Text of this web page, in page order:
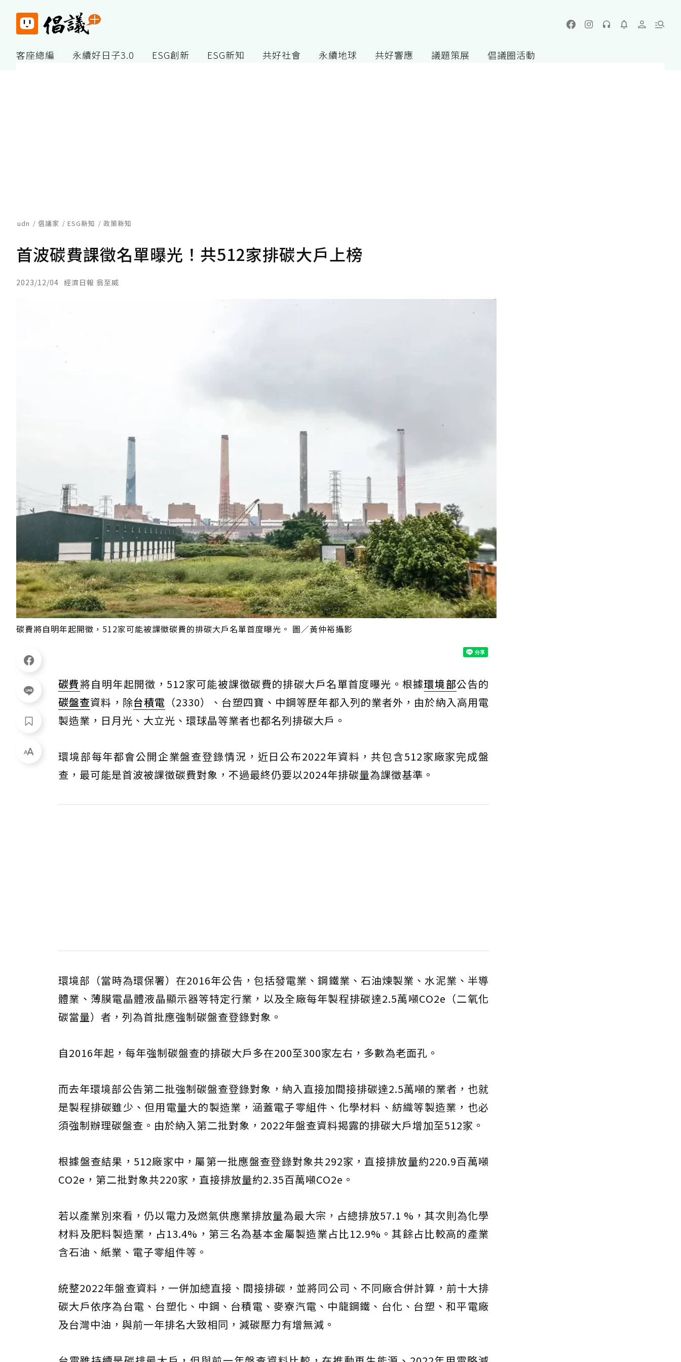
客座總編 永續好日子3.0 ESG創新 ESG新知 共好社會 永續地球 共好響應 議題策展 倡議圈活動
udn 倡議家 ESG新知 政策新知
首波碳費課徵名單曝光！共512家排碳大戶上榜
2023/12/04 經濟日報 翁至威
碳費將自明年起開徵，512家可能被課徵碳費的排碳大戶名單首度曝光。 圖／黃仲裕攝影
碳費將自明年起開徵，512家可能被課徵碳費的排碳大戶名單首度曝光。根據環境部公告的
碳盤查資料，除台積電 （2330）、台塑四寶、中鋼等歷年都入列的業者外，由於納入高用電
製造業，日月光、大立光、環球晶等業者也都名列排碳大戶。
環境部每年都會公開企業盤查登錄情況，近日公布2022年資料，共包含512家廠家完成盤
查，最可能是首波被課徵碳費對象，不過最終仍要以2024年排碳量為課徵基準。
環境部（當時為環保署）在2016年公告，包括發電業、鋼鐵業、石油煉製業、水泥業、半導
體業、薄膜電晶體液晶顯示器等特定行業，以及全廠每年製程排碳達2.5萬噸CO2e（二氧化
碳當量）者，列為首批應強制碳盤查登錄對象。
自2016年起，每年強制碳盤查的排碳大戶多在200至300家左右，多數為老面孔。
而去年環境部公告第二批強制碳盤查登錄對象，納入直接加間接排碳達2.5萬噸的業者，也就
是製程排碳雖少、但用電量大的製造業，涵蓋電子零組件、化學材料、紡織等製造業，也必
須強制辦理碳盤查。由於納入第二批對象，2022年盤查資料揭露的排碳大戶增加至512家。
根據盤查結果，512廠家中，屬第一批應盤查登錄對象共292家，直接排放量約220.9百萬噸
CO2e，第二批對象共220家，直接排放量約2.35百萬噸CO2e。
若以產業別來看，仍以電力及燃氣供應業排放量為最大宗，占總排放57.1 %，其次則為化學
材料及肥料製造業，占13.4%，第三名為基本金屬製造業占比12.9%。其餘占比較高的產業
含石油、紙業、電子零組件等。
統整2022年盤查資料，一併加總直接、間接排碳，並將同公司、不同廠合併計算，前十大排
碳大戶依序為台電、台塑化、中鋼、台積電、麥寮汽電、中龍鋼鐵、台化、台塑、和平電廠
及台灣中油，與前一年排名大致相同，減碳壓力有增無減。